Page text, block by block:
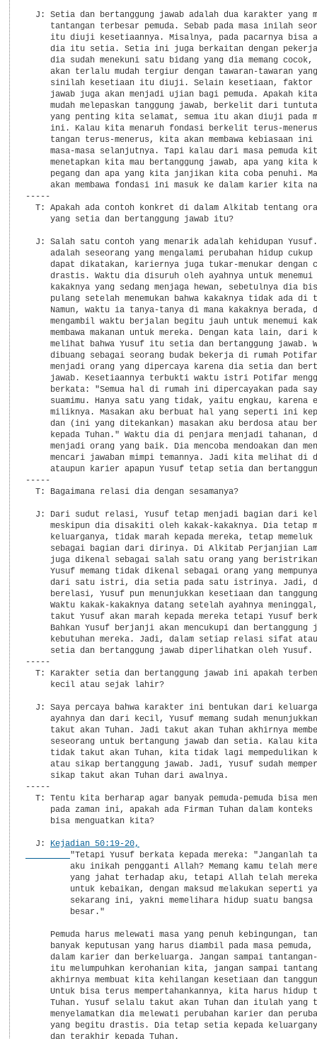
Kejadian 50:19-20,
"Tetapi Yusuf berkata kepada mereka: "Janganlah
aku inikah pengganti Allah? Memang kamu telah
yang jahat terhadap aku, tetapi Allah telah
untuk kebaikan, dengan maksud melakukan seperti
sekarang ini, yakni memelihara hidup suatu bangsa
         besar."
Pemuda harus melewati masa yang penuh kebingungan,
banyak keputusan yang harus diambil pada masa pemuda,
dalam karier dan berkeluarga. Jangan sampai
itu melumpuhkan kerohanian kita, jangan sampai
akhirnya membuat kita kehilangan kesetiaan dan
Untuk bisa terus mempertahankannya, kita harus hidup
Tuhan. Yusuf selalu takut akan Tuhan dan itulah yang
menyelamatkan dia melewati perubahan karier dan
yang begitu drastis. Dia tetap setia kepada
     dan terakhir kepada Tuhan.